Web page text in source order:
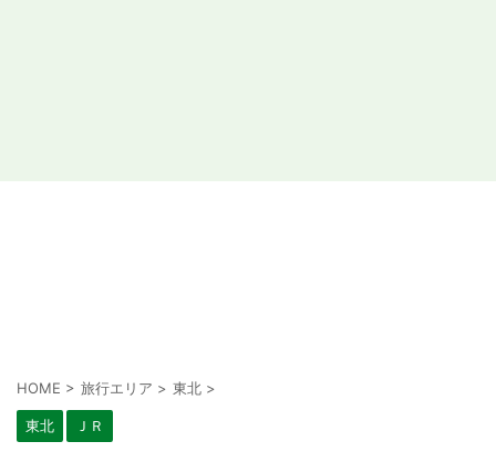
HOME > 旅行エリア > 東北 >
東北 ＪＲ